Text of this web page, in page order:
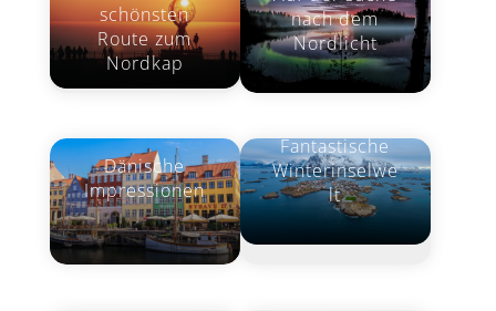
schönsten
Route zum
Nordkap
nach dem
Nordlicht
Dänische
Impressionen
Fantastische
Winterinselwe
lt